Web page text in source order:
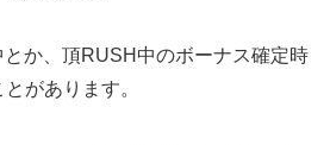
か、頂RUSH中のボーナス確定時
があります。